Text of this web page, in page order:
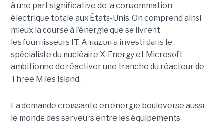
à une part significative de la consommation
électrique totale aux États-Unis. On comprend ainsi
mieux la course à l’énergie que se livrent
les fournisseurs IT. Amazon a investi dans le
spécialiste du nucléaire X-Energy et Microsoft
ambitionne de réactiver une tranche du réacteur de
Three Miles Island.
La demande croissante en énergie bouleverse aussi
le monde des serveurs entre les équipements